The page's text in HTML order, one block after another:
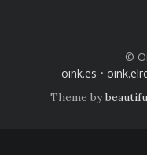
©
oink.es •
Theme by